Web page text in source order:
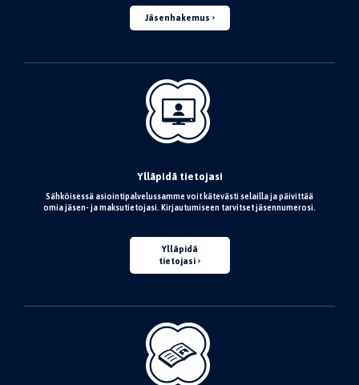
Jäsenhakemus
Ylläpidä tietojasi
Sähköisessä asiointipalvelussamme voit kätevästi selailla ja päivittää
omia jäsen- ja maksutietojasi. Kirjautumiseen tarvitset jäsennumerosi.
Ylläpidä
tietojasi